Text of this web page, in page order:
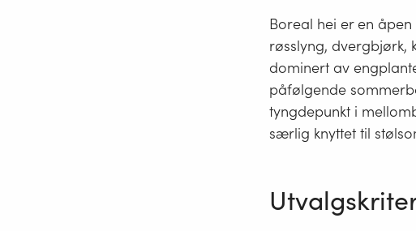
Boreal hei er en
røsslyng, dvergbjørk,
dominert av
påfølgende
tyngdepunkt i
særlig knyttet til